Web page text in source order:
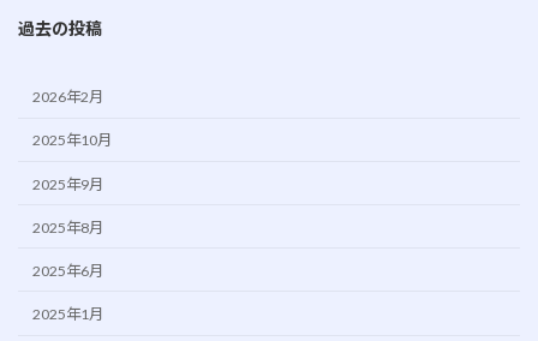
過去の投稿
2026年2月
2025年10月
2025年9月
2025年8月
2025年6月
2025年1月